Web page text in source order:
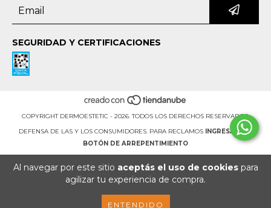
Al navegar por este sitio aceptás el uso de cookiespara
agilizar tu experiencia de compra.
ENTENDIDO
SEGURIDAD Y CERTIFICACIONES
COPYRIGHT DERMOESTETIC - 2026. TODOS LOS DERECHOS RESERVADOS.
DEFENSA DE LAS Y LOS CONSUMIDORES. PARA RECLAMOS INGRESÁ ACÁ.
BOTÓN DE ARREPENTIMIENTO